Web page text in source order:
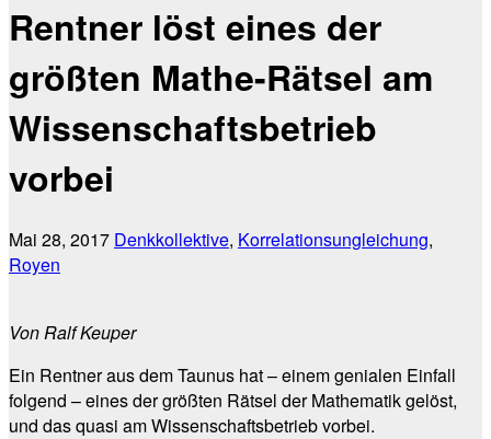
Rentner löst eines der
größten Mathe-Rätsel am
Wissenschaftsbetrieb
vorbei
Mai 28, 2017 Denkkollektive, Korrelationsungleichung,
Royen
Von Ralf Keuper
Ein Rentner aus dem Taunus hat – einem genialen Einfall
folgend – eines der größten Rätsel der Mathematik gelöst,
und das quasi am Wissenschaftsbetrieb vorbei.